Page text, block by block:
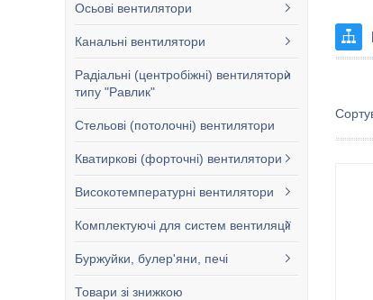
Осьові вентилятори
Канальні вентилятори
Радіальні (центробіжні) вентилятори
типу "Равлик"
Стельові (потолочні) вентилятори
Кватиркові (форточні) вентилятори
Високотемпературні вентилятори
Комплектуючі для систем вентиляції
Буржуйки, булер'яни, печі
Товари зі знижкою